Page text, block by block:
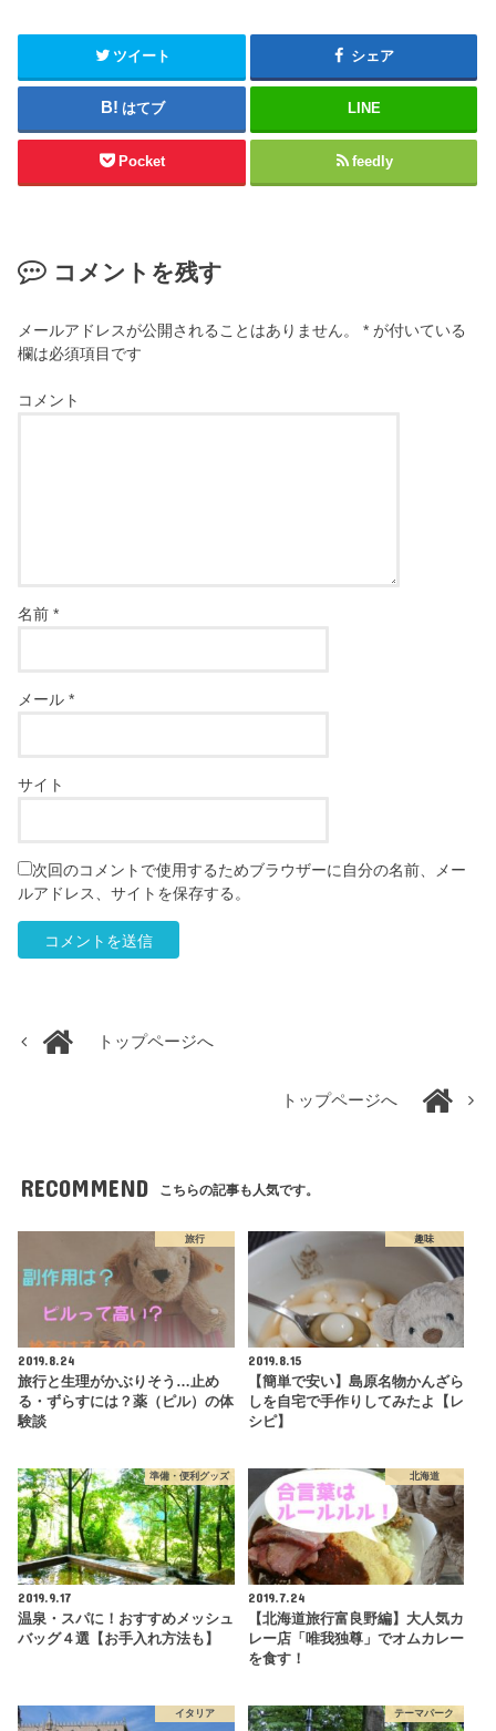
ツイート シェア
はてブ LINE
Pocket feedly
コメントを残す
メールアドレスが公開されることはありません。 * が付いている
欄は必須項目です
コメント
名前*
メール*
サイト
次回のコメントで使用するためブラウザーに自分の名前、メー
ルアドレス、サイトを保存する。
トップページへ
トップページへ
RECOMMEND こちらの記事も人気です。
旅行
2019.8.24
旅行と生理がかぶりそう…止め
る・ずらすには？薬（ピル）の体
験談
趣味
2019.8.15
【簡単で安い】島原名物かんざら
しを自宅で手作りしてみたよ【レ
シピ】
準備・便利グッズ
2019.9.17
温泉・スパに！おすすめメッシュ
バッグ４選【お手入れ方法も】
北海道
2019.7.24
【北海道旅行富良野編】大人気カ
レー店「唯我独尊」でオムカレー
を食す！
イタリア テーマパーク